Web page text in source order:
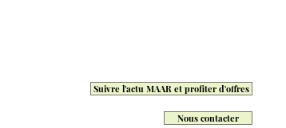
Suivre l'actu MAAR et profiter d'offres
Nous contacter